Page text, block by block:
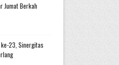
Jumat Berkah
23, Sinergitas